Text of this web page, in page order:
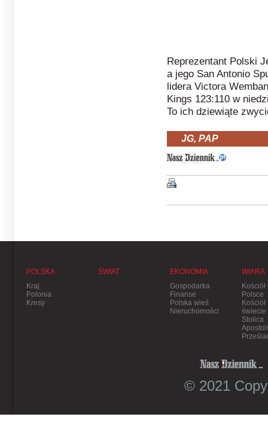
Reprezentant Polski
a jego San Antonio
lidera Victora
Kings 123:110 w
To ich dziewiąte
JG, PAP
POLSKA
Kraj
Polonia
Kresy
ŚWIAT
EKONOMIA
Gospodarka
Finanse
Polska wieś
Nieruchomości
WIARA
Kościół
Polsce
Kościół
świecie
Stolica
© 2021